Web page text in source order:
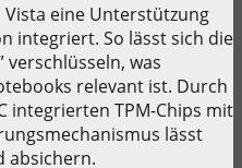
Vista eine Unterstützung
integriert. So lässt sich die
verschlüsseln, was
relevant ist. Durch
integrierten TPM-Chips mit
lässt
absichern.